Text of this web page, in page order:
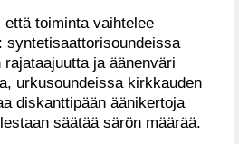
toiminta vaihtelee
syntetisaattorisoundeissa
ja äänenväri
urkusoundeissa kirkkauden
diskanttipään äänikertoja
säätää särön määrää.